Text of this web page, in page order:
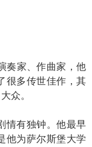
家、作曲家，他
很多传世佳作，其
众。
有独钟。他最早
他为萨尔斯堡大学